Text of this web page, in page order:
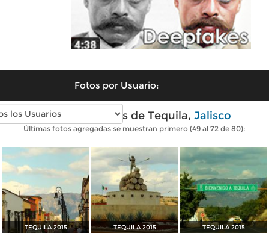
Fotos por Usuario:
Fotos modernas de Tequila, Jalisco
Últimas fotos agregadas se muestran primero (49 al 72 de 80):
TEQUILA 2015 TEQUILA 2015 TEQUILA 2015